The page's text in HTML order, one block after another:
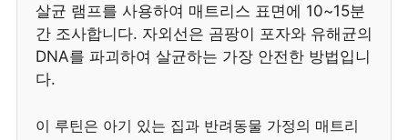
살균 램프를 사용하여 매트리스 표면에 10~15분
간 조사합니다. 자외선은 곰팡이 포자와 유해균의
DNA를 파괴하여 살균하는 가장 안전한 방법입니
다.
이 루틴은 아기 있는 집과 반려동물 가정의 매트리